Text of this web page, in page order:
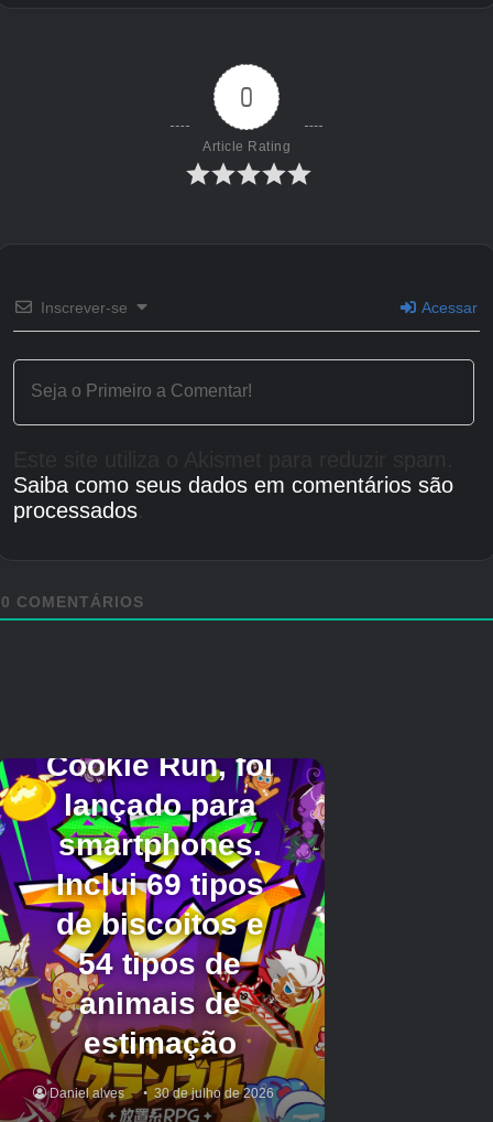
0
Article Rating
Inscrever-se Acessar
Saiba como seus dados em comentários são
processados.
0 COMENTÁRIOS